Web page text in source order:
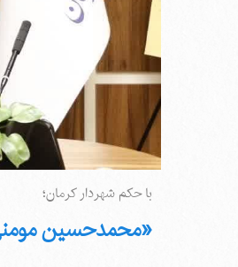
با حکم شهردار کرمان؛
«محمدحسین